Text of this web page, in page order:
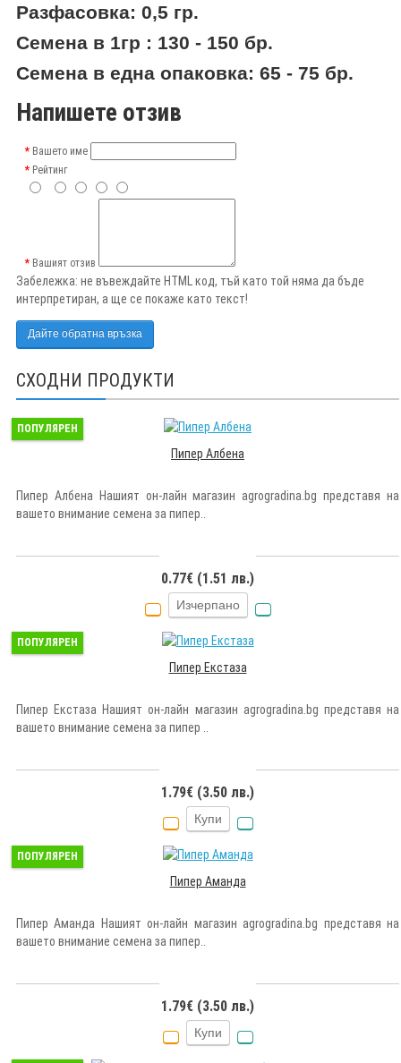
Разфасовка: 0,5 гр.
Семена в 1гр : 130 - 150 бр.
Семена в една опаковка: 65 - 75 бр.
Напишете отзив
Вашето име
Рейтинг
Вашият отзив
Забележка: не въвеждайте HTML код, тъй като той няма да бъде
интерпретиран, а ще се покаже като текст!
Дайте обратна връзка
СХОДНИ ПРОДУКТИ
ПОПУЛЯРЕН
Пипер Албена
Пипер Албена Нашият он-лайн магазин agrogradina.bg представя на
вашето внимание семена за пипер..
0.77€ (1.51 лв.)
Изчерпано
ПОПУЛЯРЕН
Пипер Екстаза
Пипер Екстаза Нашият он-лайн магазин agrogradina.bg представя на
вашето внимание семена за пипер ..
1.79€ (3.50 лв.)
Купи
ПОПУЛЯРЕН
Пипер Аманда
Пипер Аманда Нашият он-лайн магазин agrogradina.bg представя на
вашето внимание семена за пипер..
1.79€ (3.50 лв.)
Купи